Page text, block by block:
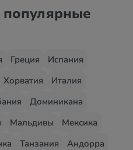
Греция
Испания
Хорватия
Италия
Доминикана
Мальдивы
Мексика
Танзания
Андорра